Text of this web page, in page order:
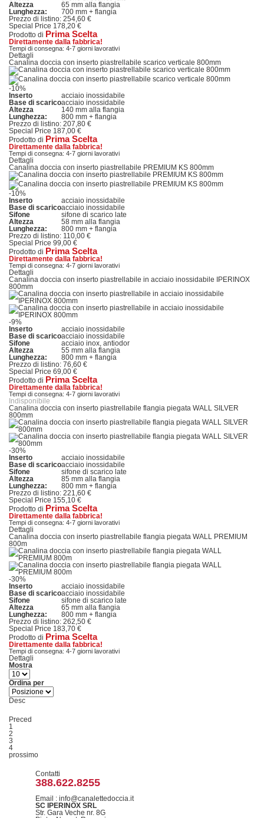
Altezza
65 mm alla flangia
Lunghezza:
700 mm + flangia
Prezzo di listino: 254,60 €
Special Price 178,20 €
Prodotto di Prima Scelta
Direttamente dalla fabbrica!
Tempi di consegna: 4-7 giorni lavorativi
Dettagli
Canalina doccia con inserto piastrellabile scarico verticale 800mm
-10%
Inserto
acciaio inossidabile
Base di scaricoacciaio inossidabile
Altezza
140 mm alla flangia
Lunghezza:
800 mm + flangia
Prezzo di listino: 207,80 €
Special Price 187,00 €
Prodotto di Prima Scelta
Direttamente dalla fabbrica!
Tempi di consegna: 4-7 giorni lavorativi
Dettagli
Canalina doccia con inserto piastrellabile PREMIUM KS 800mm
-10%
Inserto
acciaio inossidabile
Base di scaricoacciaio inossidabile
Sifone
sifone di scarico late
Altezza
58 mm alla flangia
Lunghezza:
800 mm + flangia
Prezzo di listino: 110,00 €
Special Price 99,00 €
Prodotto di Prima Scelta
Direttamente dalla fabbrica!
Tempi di consegna: 4-7 giorni lavorativi
Dettagli
Canalina doccia con inserto piastrellabile in acciaio inossidabile IPERINOX
800mm
-9%
Inserto
acciaio inossidabile
Base di scaricoacciaio inossidabile
Sifone
acciaio inox, antiodor
Altezza
55 mm alla flangia
Lunghezza:
800 mm + flangia
Prezzo di listino: 76,60 €
Special Price 69,00 €
Prodotto di Prima Scelta
Direttamente dalla fabbrica!
Tempi di consegna: 4-7 giorni lavorativi
Indisponibile
Canalina doccia con inserto piastrellabile flangia piegata WALL SILVER
800mm
-30%
Inserto
acciaio inossidabile
Base di scaricoacciaio inossidabile
Sifone
sifone di scarico late
Altezza
85 mm alla flangia
Lunghezza:
800 mm + flangia
Prezzo di listino: 221,60 €
Special Price 155,10 €
Prodotto di Prima Scelta
Direttamente dalla fabbrica!
Tempi di consegna: 4-7 giorni lavorativi
Dettagli
Canalina doccia con inserto piastrellabile flangia piegata WALL PREMIUM
800m
-30%
Inserto
acciaio inossidabile
Base di scaricoacciaio inossidabile
Sifone
sifone di scarico late
Altezza
65 mm alla flangia
Lunghezza:
800 mm + flangia
Prezzo di listino: 262,50 €
Special Price 183,70 €
Prodotto di Prima Scelta
Direttamente dalla fabbrica!
Tempi di consegna: 4-7 giorni lavorativi
Dettagli
Mostra
Ordina per
Desc
Preced
1
2
3
4
prossimo
Contatti
388.622.8255
Email : info@canalettedoccia.it
SC IPERINOX SRL
Str. Gara Veche nr. 8G